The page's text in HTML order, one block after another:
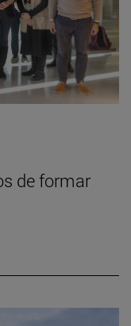
de formar